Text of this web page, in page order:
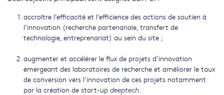
accroître l'efficacité et l'efficience des actions de soutien à
l’innovation (recherche partenariale, transfert de
technologie, entreprenariat) au sein du site ;
augmenter et accélérer le flux de projets d’innovation
émergeant des laboratoires de recherche et améliorer le taux
de conversion vers l’innovation de ces projets notamment
par la création de start-up deeptech